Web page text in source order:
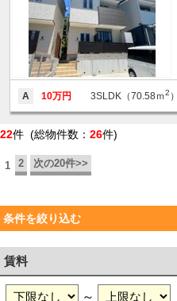
A 10万円 3SLDK（70.58ｍ2 ）
22件 (総物件数： 26件)
1 2 次の20件>>
条件を絞り込む
賃料
～